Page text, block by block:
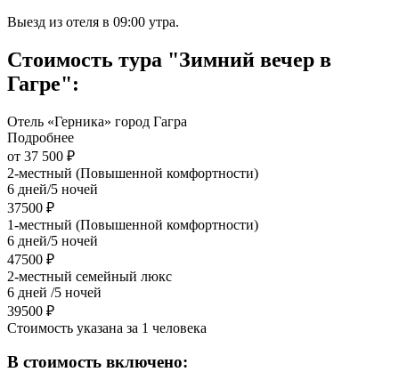
Выезд из отеля в 09:00 утра.
Стоимость тура "Зимний вечер в
Гагре":
Отель «Герника» город Гагра
Подробнее
от 37 500 ₽
2-местный (Повышенной комфортности)
6 дней/5 ночей
37500 ₽
1-местный (Повышенной комфортности)
6 дней/5 ночей
47500 ₽
2-местный семейный люкс
6 дней /5 ночей
39500 ₽
Стоимость указана за 1 человека
В стоимость включено: